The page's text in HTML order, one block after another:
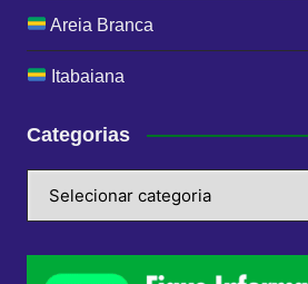
Areia Branca
Itabaiana
Categorias